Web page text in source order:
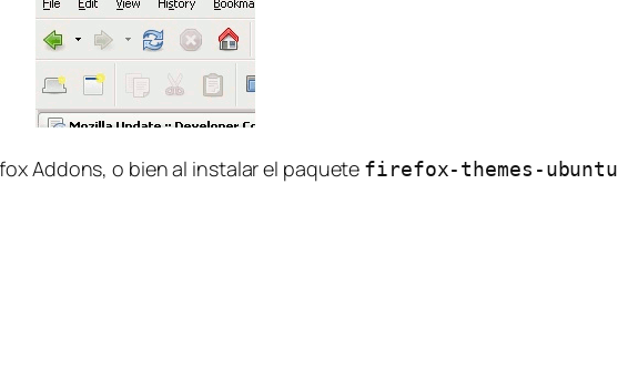
Addons, o bien al instalar el paquete firefox-themes-ubuntu